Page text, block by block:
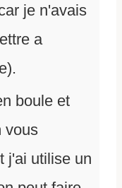
je n'avais
a
boule et
vous
j'ai utilise un